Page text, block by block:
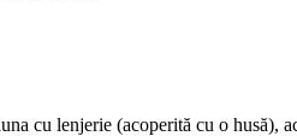
cu lenjerie (acoperită cu o husă),